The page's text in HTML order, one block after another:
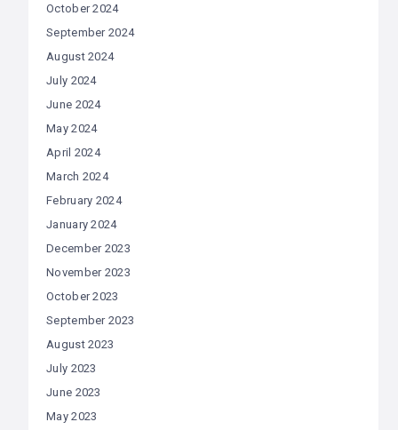
October 2024
September 2024
August 2024
July 2024
June 2024
May 2024
April 2024
March 2024
February 2024
January 2024
December 2023
November 2023
October 2023
September 2023
August 2023
July 2023
June 2023
May 2023